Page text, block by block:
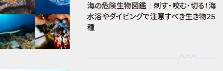
海の危険生物図鑑｜刺す・咬む・切る！海
水浴やダイビングで注意すべき生き物25
種